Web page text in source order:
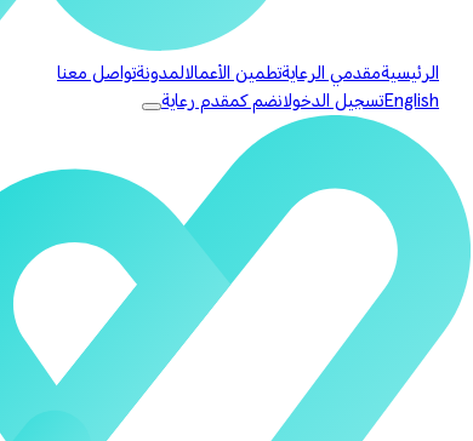
الرئيسيةمقدمي الرعايةتطمين الأعمالالمدونةتواصل معنا
English تسجيل الدخولانضم كمقدم رعاية